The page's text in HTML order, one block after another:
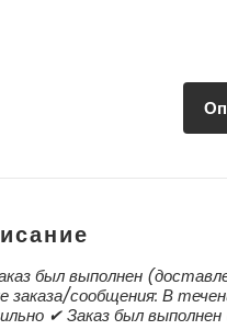
был выполнен
заказа/сообщения: В
✔ Заказ был